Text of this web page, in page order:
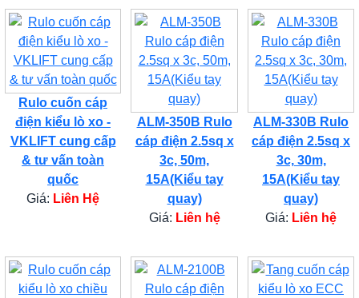
Rulo cuốn cáp
điện kiểu lò xo -
VKLIFT cung cấp
& tư vấn toàn
quốc
Giá: Liên Hệ
ALM-350B Rulo
cáp điện 2.5sq x
3c, 50m,
15A(Kiểu tay
quay)
Giá: Liên hệ
ALM-330B Rulo
cáp điện 2.5sq x
3c, 30m,
15A(Kiểu tay
quay)
Giá: Liên hệ